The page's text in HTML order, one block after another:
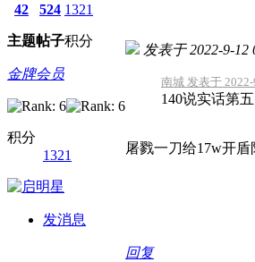
42
主题
524
帖子
1321
积分
金牌会员
积分
1321
发消息
发表于 2022-9-12
南城 发表于 2022-
140说实话第
屠戮一刀给17w开
回复